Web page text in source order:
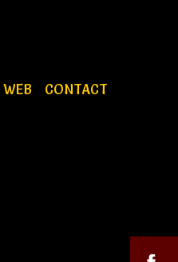
WEB CONTACT